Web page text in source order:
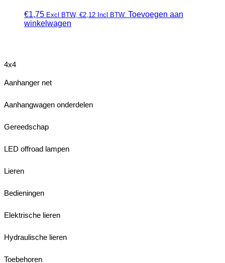
€1,75 Excl BTW, €2,12 Incl BTW. Toevoegen aan
winkelwagen
4x4
Aanhanger net
Aanhangwagen onderdelen
Gereedschap
LED offroad lampen
Lieren
Bedieningen
Elektrische lieren
Hydraulische lieren
Toebehoren